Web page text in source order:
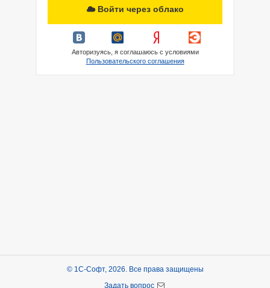
Войти через облако
Авторизуясь, я соглашаюсь с условиями
Пользовательского соглашения
© 1С-Софт, 2026. Все права защищены
Задать вопрос